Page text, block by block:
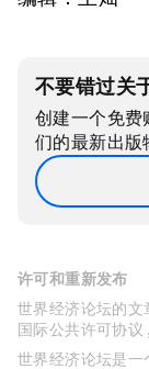
不要错过关
创建一个免费
们的最新出版
许可和重新发布
世界经济论坛的
国际公共许可协议
世界经济论坛是一